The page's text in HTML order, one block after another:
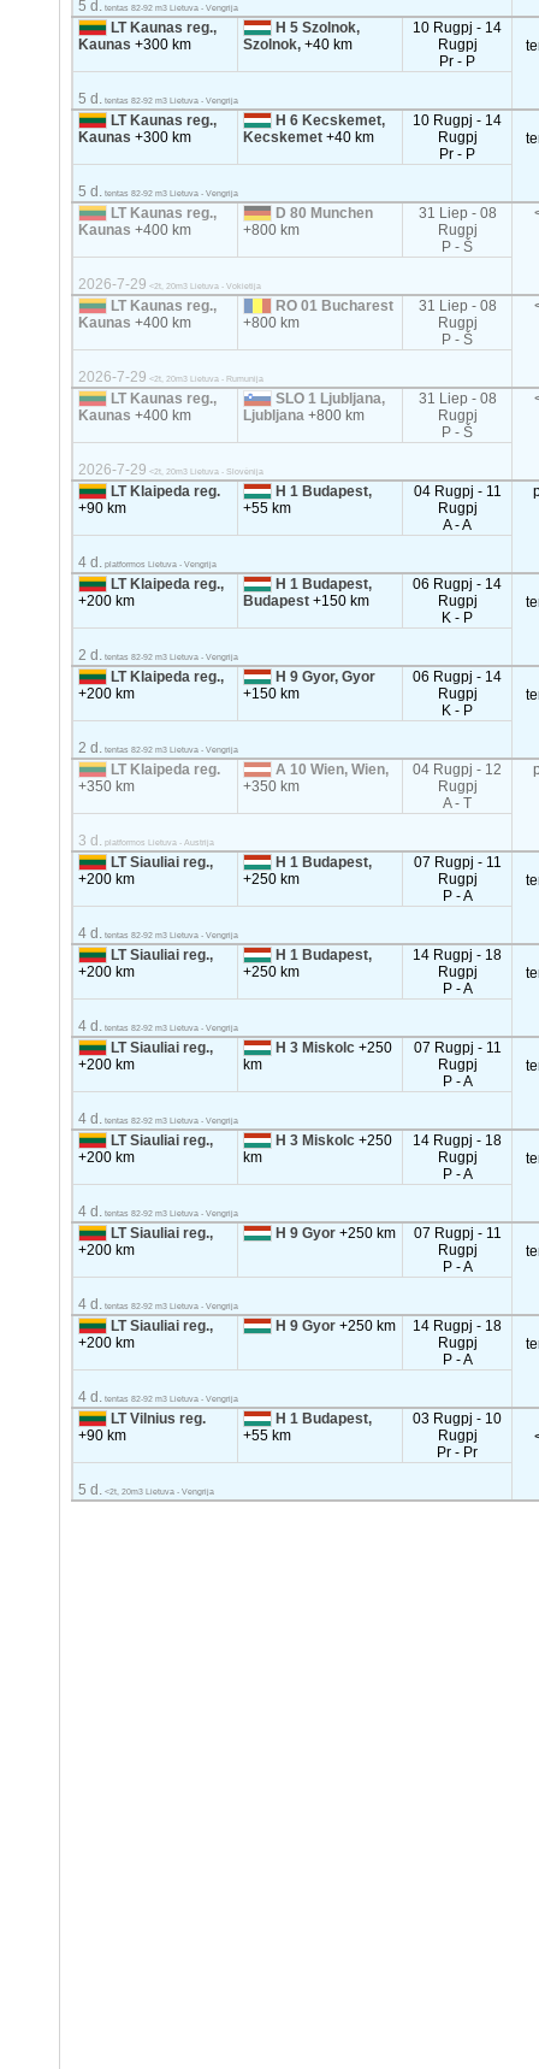
5 d. tentas 82-92 m3 Lietuva - Vengrija
LT Kaunas reg.,
Kaunas+300 km
H 5 Szolnok,
Szolnok,+40 km
10 Rugpj - 14
Rugpj
Pr - P
5 d. tentas 82-92 m3 Lietuva - Vengrija
LT Kaunas reg.,
Kaunas+300 km
H 6 Kecskemet,
Kecskemet+40 km
10 Rugpj - 14
Rugpj
Pr - P
5 d. tentas 82-92 m3 Lietuva - Vengrija
LT Kaunas reg.,
Kaunas+400 km
D 80 Munchen
+800 km
31 Liep - 08
Rugpj
P - Š
2026-7-29 <2t, 20m3 Lietuva - Vokietija
LT Kaunas reg.,
Kaunas+400 km
RO 01 Bucharest
+800 km
31 Liep - 08
Rugpj
P - Š
2026-7-29 <2t, 20m3 Lietuva - Rumunija
LT Kaunas reg.,
Kaunas+400 km
SLO 1 Ljubljana,
Ljubljana+800 km
31 Liep - 08
Rugpj
P - Š
2026-7-29 <2t, 20m3 Lietuva - Slovėnija
LT Klaipeda reg.
+90 km
H 1 Budapest,
+55 km
04 Rugpj - 11
Rugpj
A - A
4 d. platformos Lietuva - Vengrija
LT Klaipeda reg.,
+200 km
H 1 Budapest,
Budapest+150 km
06 Rugpj - 14
Rugpj
K - P
2 d. tentas 82-92 m3 Lietuva - Vengrija
LT Klaipeda reg.,
+200 km
H 9 Gyor, Gyor
+150 km
06 Rugpj - 14
Rugpj
K - P
2 d. tentas 82-92 m3 Lietuva - Vengrija
LT Klaipeda reg.
+350 km
A 10 Wien, Wien,
+350 km
04 Rugpj - 12
Rugpj
A - T
3 d. platformos Lietuva - Austrija
LT Siauliai reg.,
+200 km
H 1 Budapest,
+250 km
07 Rugpj - 11
Rugpj
P - A
4 d. tentas 82-92 m3 Lietuva - Vengrija
LT Siauliai reg.,
+200 km
H 1 Budapest,
+250 km
14 Rugpj - 18
Rugpj
P - A
4 d. tentas 82-92 m3 Lietuva - Vengrija
LT Siauliai reg.,
+200 km
H 3 Miskolc+250
km
07 Rugpj - 11
Rugpj
P - A
4 d. tentas 82-92 m3 Lietuva - Vengrija
LT Siauliai reg.,
+200 km
H 3 Miskolc+250
km
14 Rugpj - 18
Rugpj
P - A
4 d. tentas 82-92 m3 Lietuva - Vengrija
LT Siauliai reg.,
+200 km
H 9 Gyor+250 km
07 Rugpj - 11
Rugpj
P - A
4 d. tentas 82-92 m3 Lietuva - Vengrija
LT Siauliai reg.,
+200 km
H 9 Gyor+250 km
14 Rugpj - 18
Rugpj
P - A
4 d. tentas 82-92 m3 Lietuva - Vengrija
LT Vilnius reg.
+90 km
H 1 Budapest,
+55 km
03 Rugpj - 10
Rugpj
Pr - Pr
5 d. <2t, 20m3 Lietuva - Vengrija